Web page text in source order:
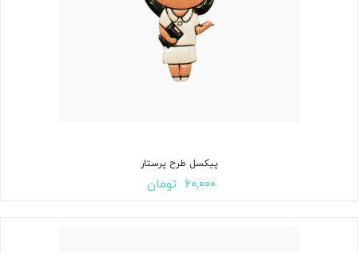
پیکسل طرح پرستار
۶۰,۰۰۰ تومان